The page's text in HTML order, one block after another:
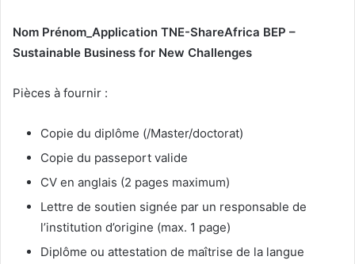
Nom Prénom_Application TNE-ShareAfrica BEP –
Sustainable Business for New Challenges
Pièces à fournir :
Copie du diplôme (/Master/doctorat)
Copie du passeport valide
CV en anglais (2 pages maximum)
Lettre de soutien signée par un responsable de
l’institution d’origine (max. 1 page)
Diplôme ou attestation de maîtrise de la langue